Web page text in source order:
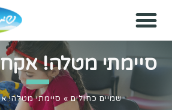
סיימתי מטלה! אקח 5
שמיים כחולים» סיימתי מטלה! אקח 5